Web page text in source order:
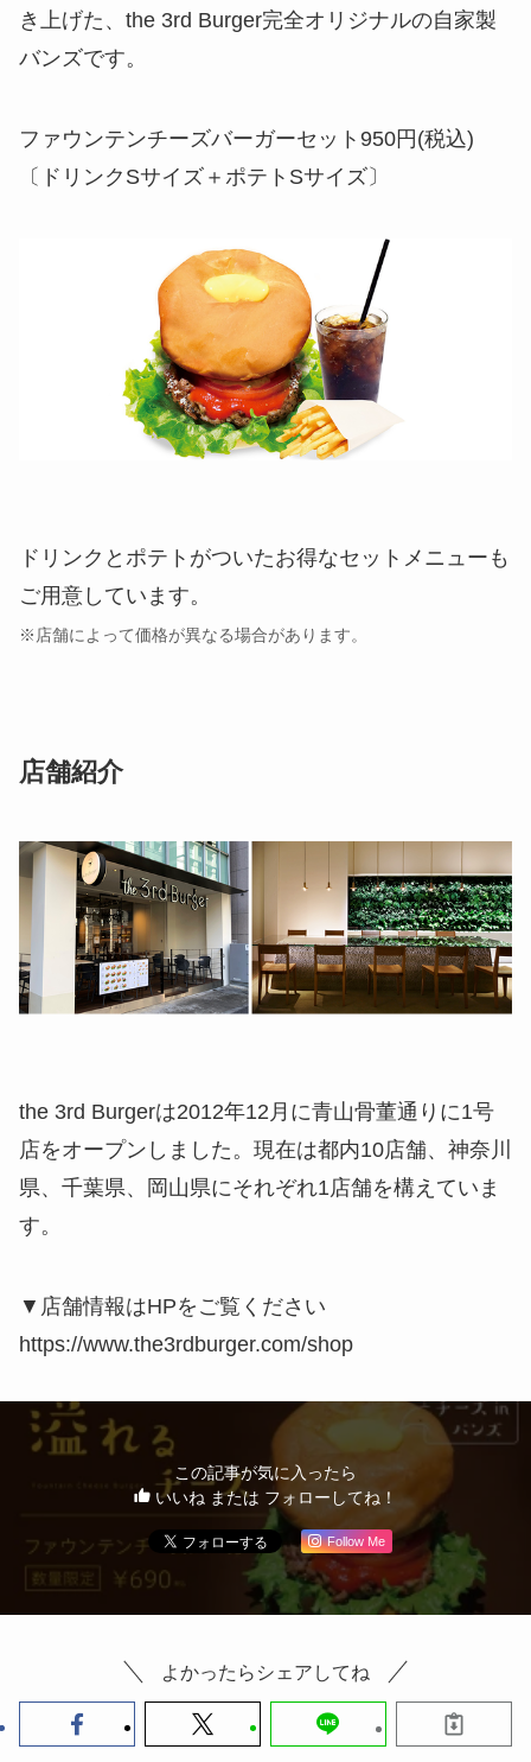
き上げた、the 3rd Burger完全オリジナルの自家製
バンズです。
ファウンテンチーズバーガーセット950円(税込)
〔ドリンクSサイズ＋ポテトSサイズ〕
ドリンクとポテトがついたお得なセットメニューも
ご用意しています。
※店舗によって価格が異なる場合があります。
店舗紹介
the 3rd Burgerは2012年12月に青山骨董通りに1号
店をオープンしました。現在は都内10店舗、神奈川
県、千葉県、岡山県にそれぞれ1店舗を構えていま
す。
▼店舗情報はHPをご覧ください
https://www.the3rdburger.com/shop
この記事が気に入ったら
いいね または フォローしてね！
Follow Me
よかったらシェアしてね